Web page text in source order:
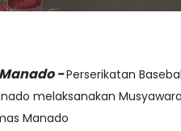
-Perserikatan
melaksanakan
Manado